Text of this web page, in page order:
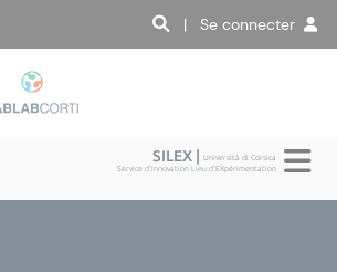
| Se connecter
SILEX |Università di Corsica
Service d'Innovation Lieu d'EXpérimentation